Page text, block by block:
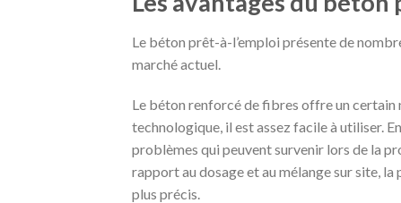
Le béton prêt-à-l’emploi présente de
marché actuel.
Le béton renforcé de fibres offre un certain
technologique, il est assez facile à utiliser.
problèmes qui peuvent survenir lors de la
rapport au dosage et au mélange sur site,
plus précis.